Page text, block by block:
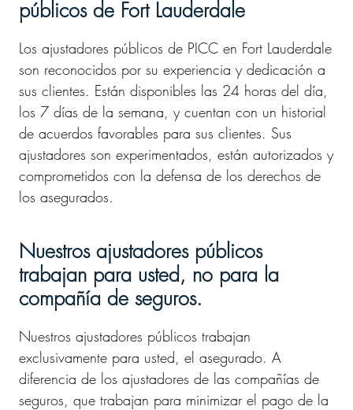
públicos de Fort Lauderdale
Los ajustadores públicos de PICC en Fort Lauderdale
son reconocidos por su experiencia y dedicación a
sus clientes. Están disponibles las 24 horas del día,
los 7 días de la semana, y cuentan con un historial
de acuerdos favorables para sus clientes. Sus
ajustadores son experimentados, están autorizados y
comprometidos con la defensa de los derechos de
los asegurados.
Nuestros ajustadores públicos
trabajan para usted, no para la
compañía de seguros.
Nuestros ajustadores públicos trabajan
exclusivamente para usted, el asegurado. A
diferencia de los ajustadores de las compañías de
seguros, que trabajan para minimizar el pago de la